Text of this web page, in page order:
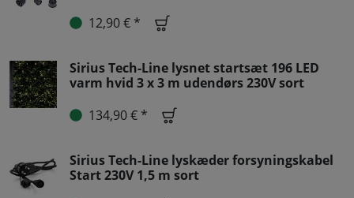
12,90 € *
Sirius Tech-Line lysnet startsæt 196 LED
varm hvid 3 x 3 m udendørs 230V sort
134,90 € *
Sirius Tech-Line lyskæder forsyningskabel
Start 230V 1,5 m sort